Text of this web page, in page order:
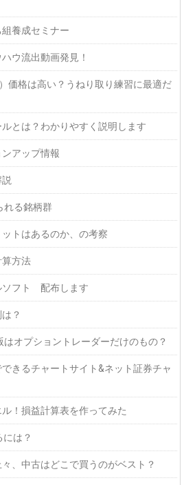
養成セミナー
ウ流出動画発見！
価格は高い？うねり取り練習に最適だ
とは？わかりやすく説明します
アップ情報
説
れる銘柄群
トはあるのか、の考察
算方法
ソフト 配布します
？
オプショントレーダーだけのもの？
きるチャートサイト&ネット証券チャ
！損益計算表を作ってみた
は？
、中古はどこで買うのがベスト？